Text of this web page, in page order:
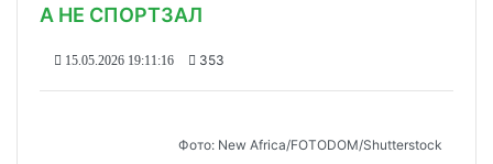
А НЕ СПОРТЗАЛ
15.05.2026 19:11:16 353
Фото: New Africa/FOTODOM/Shutterstock